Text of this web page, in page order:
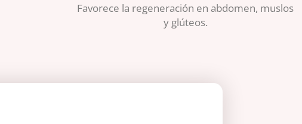
Favorece la regeneración en abdomen, muslos
y glúteos.